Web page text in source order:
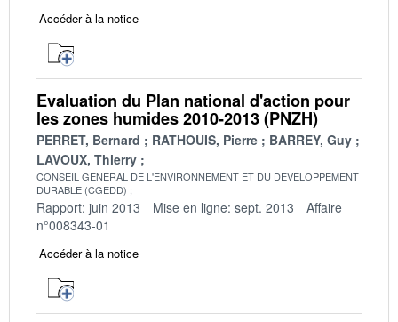
Accéder à la notice
Evaluation du Plan national d'action pour
les zones humides 2010-2013 (PNZH)
PERRET, Bernard RATHOUIS, Pierre
BARREY, Guy
LAVOUX, Thierry
CONSEIL GENERAL DE L'ENVIRONNEMENT ET DU DEVELOPPEMENT
DURABLE (CGEDD)
Rapport: juin 2013 Mise en ligne: sept. 2013
Affaire
n°008343-01
Accéder à la notice